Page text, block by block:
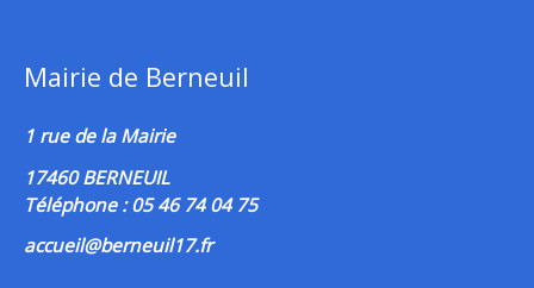
Mairie de Berneuil
1 rue de la Mairie
17460 BERNEUIL
Téléphone : 05 46 74 04 75
accueil@berneuil17.fr